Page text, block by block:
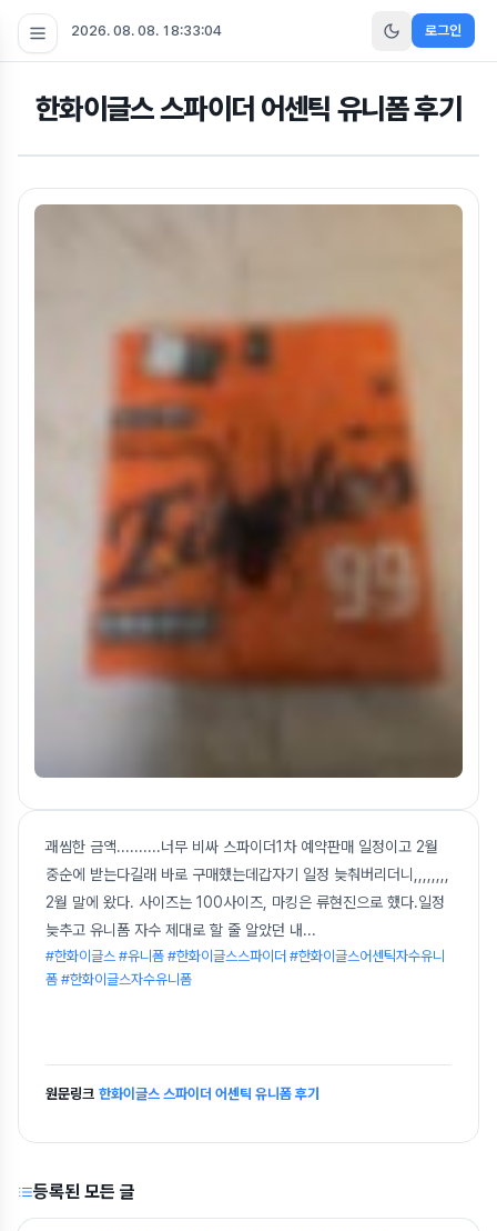
2026. 08. 08. 18:33:05 로그인
한화이글스 스파이더 어센틱 유니폼 후기
괘씸한 금액..........너무 비싸 스파이더1차 예약판매 일정이고 2월
중순에 받는다길래 바로 구매했는데갑자기 일정 늦춰버리더니,,,,,,,,
2월 말에 왔다. 사이즈는 100사이즈, 마킹은 류현진으로 했다.일정
늦추고 유니폼 자수 제대로 할 줄 알았던 내...
#한화이글스 #유니폼 #한화이글스스파이더 #한화이글스어센틱자수유니
폼 #한화이글스자수유니폼
원문링크 한화이글스 스파이더 어센틱 유니폼 후기
등록된 모든 글